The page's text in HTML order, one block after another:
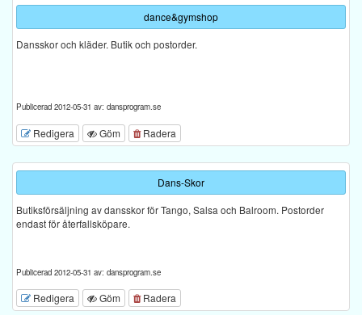
dance&gymshop
Dansskor och kläder. Butik och postorder.
Publicerad 2012-05-31 av: dansprogram.se
Redigera Göm Radera
Dans-Skor
Butiksförsäljning av dansskor för Tango, Salsa och Balroom. Postorder
endast för återfallsköpare.
Publicerad 2012-05-31 av: dansprogram.se
Redigera Göm Radera